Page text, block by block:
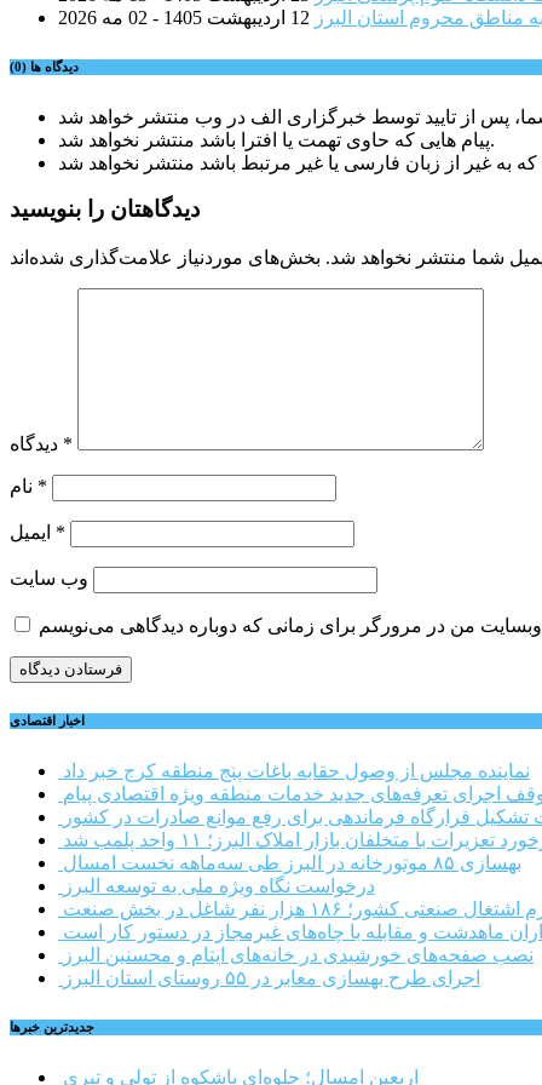
مناطق محروم استان البرز 12 اردیبهشت 1405 - 02 مه 2026
دیدگاه ها (0)
پیام هایی که حاوی تهمت یا افترا باشد منتشر نخواهد شد.
دیدگاهتان را بنویسید
شما منتشر نخواهد شد.
*
*
*
وب‌ سایت
اخبار اقتصادی
نماینده مجلس از وصول حقابه باغات پنج منطقه کرج خبر داد
اجرای تعرفه‌های جدید خدمات منطقه ویژه اقتصادی پیام
قرارگاه فرماندهی برای رفع موانع صادرات در کشور
تعزیرات با متخلفان بازار املاک البرز؛ ۱۱ واحد پلمب شد
بهسازی ۸۵ موتورخانه در البرز طی سه‌ماهه نخست امسال
درخواست نگاه ویژه ملی به توسعه البرز
صنعتی کشور؛ ۱۸۶ هزار نفر شاغل در بخش صنعت
ماهدشت و مقابله با چاه‌های غیرمجاز در دستور کار است
نصب صفحه‌های خورشیدی در خانه‌های ایتام و محسنین البرز
اجرای طرح بهسازی معابر در ۵۵ روستای استان البرز
جديدترين خبرها
اربعین امسال؛ جلوه‌ای باشکوه از تولی و تبری